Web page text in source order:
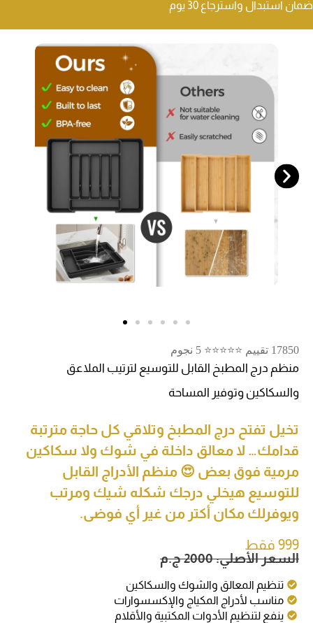
ضمان استبدال واسترجاع 30 يوم
17850 تقييم ⭐⭐⭐⭐⭐ 5 نجوم
منظم درج المطبخ القابل للتوسيع لترتيب الملاعق
والسكاكين وتوفير المساحة
تخيل تفتح درج المطبخ وتلاقي كل حاجة مترتبة
قدامك… لا معالق داخلة في شوك ولا سكاكين
مرمية فوق بعض 😍 منظم الأدراج القابل
للتوسيع هيخلي درجك شكله شيك ومرتب
ويوفرلك مكان أكتر من غير أي فوضى.
999 فقط
السعر الأصلي: 2000 ج.م
تنظيم المعالق والشوك والسكاكين
مناسب لأدراج المكياج والإكسسوارات
ينفع لتنظيم الأدوات المكتبية والأقلام